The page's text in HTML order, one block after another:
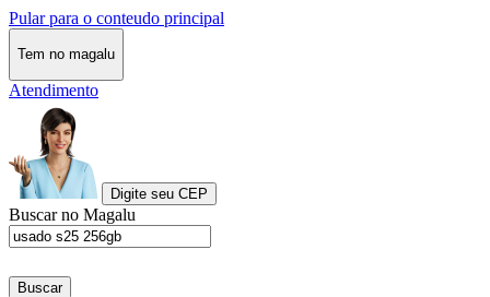
Pular para o conteudo principal
Tem no magalu
Atendimento
Digite seu CEP
Buscar no Magalu
Buscar